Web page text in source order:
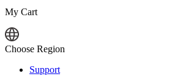
My Cart
Choose Region